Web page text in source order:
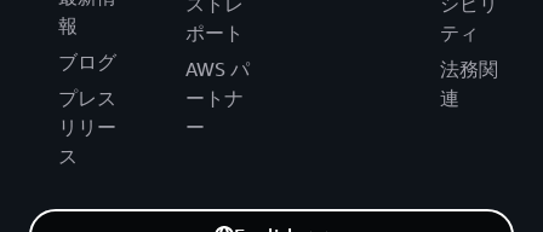
報
ブログ
プレス
リリー
ス
ポート
AWS パ
ートナ
ー
ティ
法務関
連